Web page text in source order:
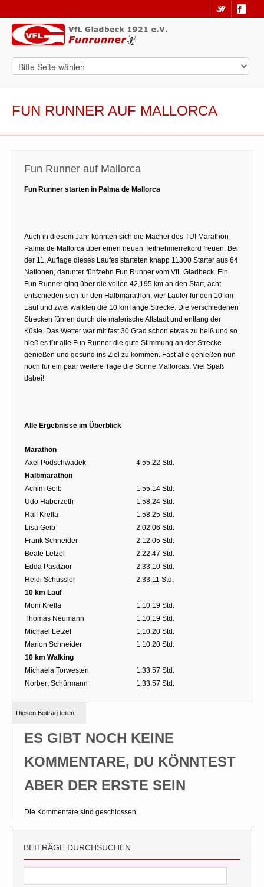
FUN RUNNER AUF MALLORCA
Fun Runner auf Mallorca
Fun Runner starten in Palma de Mallorca
Auch in diesem Jahr konnten sich die Macher des TUI Marathon
Palma de Mallorca über einen neuen Teilnehmerrekord freuen. Bei
der 11. Auflage dieses Laufes starteten knapp 11300 Starter aus 64
Nationen, darunter fünfzehn Fun Runner vom VfL Gladbeck. Ein
Fun Runner ging über die vollen 42,195 km an den Start, acht
entschieden sich für den Halbmarathon, vier Läufer für den 10 km
Lauf und zwei walkten die 10 km lange Strecke. Die verschiedenen
Strecken führen durch die malerische Altstadt und entlang der
Küste. Das Wetter war mit fast 30 Grad schon etwas zu heiß und so
hieß es für alle Fun Runner die gute Stimmung an der Strecke
genießen und gesund ins Ziel zu kommen. Fast alle genießen nun
noch für ein paar weitere Tage die Sonne Mallorcas. Viel Spaß
dabei!
Alle Ergebnisse im Überblick
Marathon
Axel Podschwadek
4:55:22 Std.
Halbmarathon
Achim Geib
1:55:14 Std.
Udo Haberzeth
1:58:24 Std.
Ralf Krella
1:58:25 Std.
Lisa Geib
2:02:06 Std.
Frank Schneider
2:12:05 Std.
Beate Letzel
2:22:47 Std.
Edda Pasdzior
2:33:10 Std.
Heidi Schüssler
2:33:11 Std.
10 km Lauf
Moni Krella
1:10:19 Std.
Thomas Neumann
1:10:19 Std.
Michael Letzel
1:10:20 Std.
Marion Schneider
1:10:20 Std.
10 km Walking
Michaela Torwesten
1:33:57 Std.
Norbert Schürmann
1:33:57 Std.
Diesen Beitrag teilen:
ES GIBT NOCH KEINE
KOMMENTARE, DU KÖNNTEST
ABER DER ERSTE SEIN
Die Kommentare sind geschlossen.
BEITRÄGE DURCHSUCHEN